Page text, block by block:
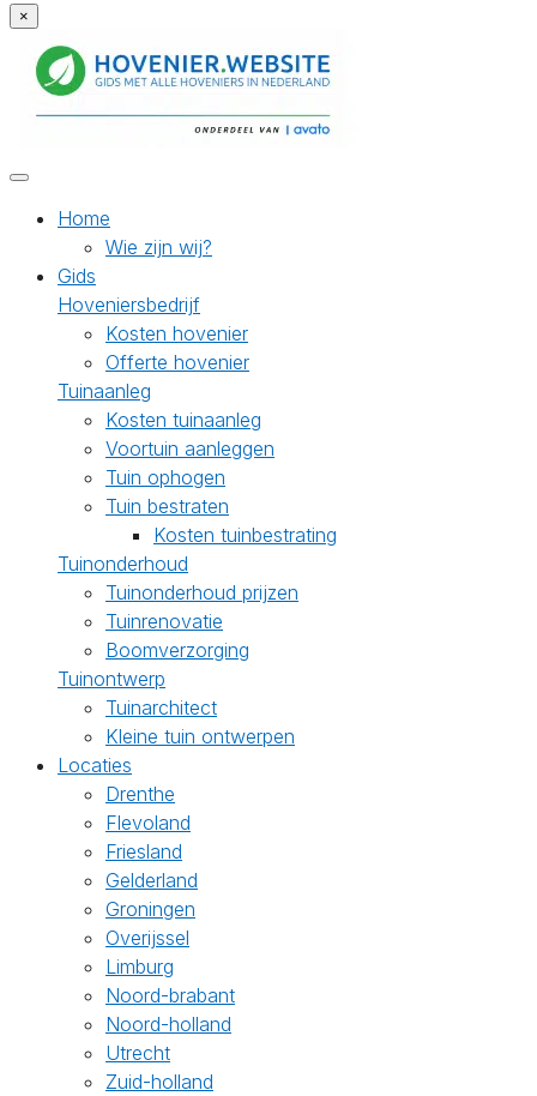
×
Home
Wie zijn wij?
Gids
Hoveniersbedrijf
Kosten hovenier
Offerte hovenier
Tuinaanleg
Kosten tuinaanleg
Voortuin aanleggen
Tuin ophogen
Tuin bestraten
Kosten tuinbestrating
Tuinonderhoud
Tuinonderhoud prijzen
Tuinrenovatie
Boomverzorging
Tuinontwerp
Tuinarchitect
Kleine tuin ontwerpen
Locaties
Drenthe
Flevoland
Friesland
Gelderland
Groningen
Overijssel
Limburg
Noord-brabant
Noord-holland
Utrecht
Zuid-holland